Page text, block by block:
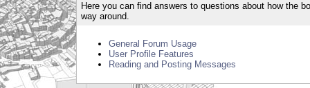
Here you can find answers to questions about how the
way around.
General Forum Usage
User Profile Features
Reading and Posting Messages